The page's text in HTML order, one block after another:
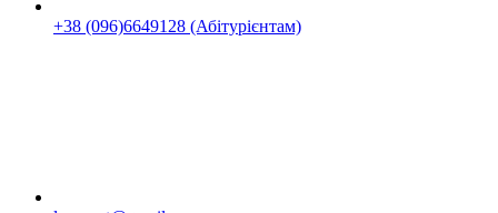
+38 (096)6649128 (Абітурієнтам)